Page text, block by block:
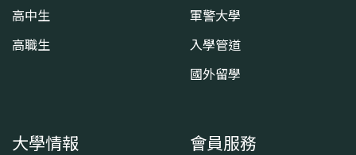
高中生
高職生
軍警大學
入學管道
國外留學
大學情報 會員服務